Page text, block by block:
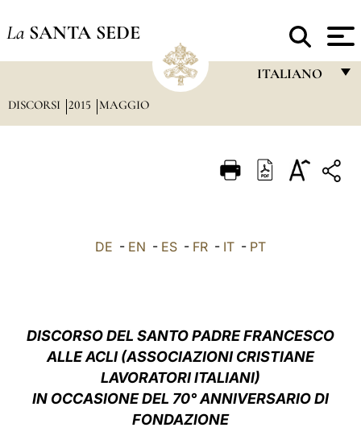
La SANTA SEDE
ITALIANO
ITALIANO
中文
LATINE
DISCORSI 2015 MAGGIO
DE - EN - ES - FR - IT - PT
DISCORSO DEL SANTO PADRE FRANCESCO
ALLE ACLI (ASSOCIAZIONI CRISTIANE
LAVORATORI ITALIANI)
IN OCCASIONE DEL 70° ANNIVERSARIO DI
FONDAZIONE